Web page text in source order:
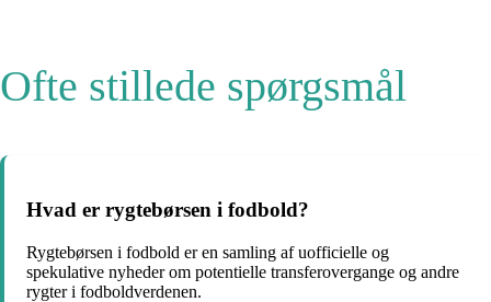
Ofte stillede spørgsmål
Hvad er rygtebørsen i fodbold?
Rygtebørsen i fodbold er en samling af uofficielle og
spekulative nyheder om potentielle transferovergange og andre
rygter i fodboldverdenen.